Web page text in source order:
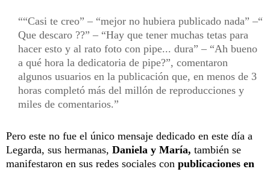
“Casi te creo” – “mejor no hubiera publicado nada” –“
Que descaro ??” – “Hay que tener muchas tetas para
hacer esto y al rato foto con pipe... dura” – “Ah bueno
a qué hora la dedicatoria de pipe?”, comentaron
algunos usuarios en la publicación que, en menos de 3
horas completó más del millón de reproducciones y
miles de comentarios.
Pero este no fue el único mensaje dedicado en este día a
Legarda, sus hermanas, Daniela y María, también se
manifestaron en sus redes sociales con publicaciones en